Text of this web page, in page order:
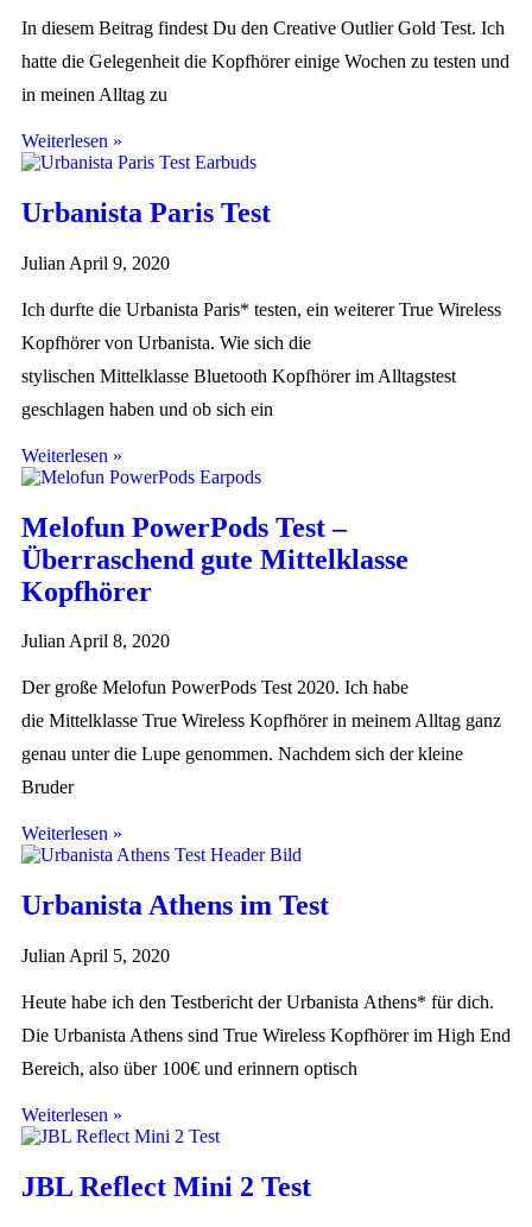
In diesem Beitrag findest Du den Creative Outlier Gold Test. Ich
hatte die Gelegenheit die Kopfhörer einige Wochen zu testen und
in meinen Alltag zu
Weiterlesen »
Urbanista Paris Test
Julian April 9, 2020
Ich durfte die Urbanista Paris* testen, ein weiterer True Wireless
Kopfhörer von Urbanista. Wie sich die
stylischen Mittelklasse Bluetooth Kopfhörer im Alltagstest
geschlagen haben und ob sich ein
Weiterlesen »
Melofun PowerPods Test –
Überraschend gute Mittelklasse
Kopfhörer
JulianApril 8, 2020
Der große Melofun PowerPods Test 2020. Ich habe
die Mittelklasse True Wireless Kopfhörer in meinem Alltag ganz
genau unter die Lupe genommen. Nachdem sich der kleine
Bruder
Weiterlesen »
Urbanista Athens im Test
Julian April 5, 2020
Heute habe ich den Testbericht der Urbanista Athens* für dich.
Die Urbanista Athens sind True Wireless Kopfhörer im High End
Bereich, also über 100€ und erinnern optisch
Weiterlesen »
JBL Reflect Mini 2 Test